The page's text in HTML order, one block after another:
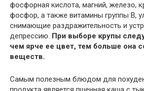
фосфорная кислота, магний, железо,
фосфор, а также витамины группы В,
снимающие раздражительность и
депрессию. При выборе крупы
чем ярче ее цвет, тем больше она
веществ.
Самым полезным блюдом для